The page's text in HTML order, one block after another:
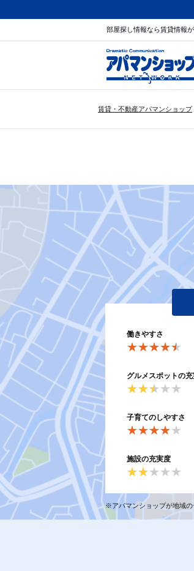
部屋探し情報なら賃貸情報
賃貸・不動産アパマンショップ
働きやすさ
★★★★★
★★★★★
グルメスポットの
★★★★★
★★★★★
子育てのしやすさ
★★★★★
★★★★★
施設の充実度
★★★★★
★★★★★
※アパマンショップが地域の